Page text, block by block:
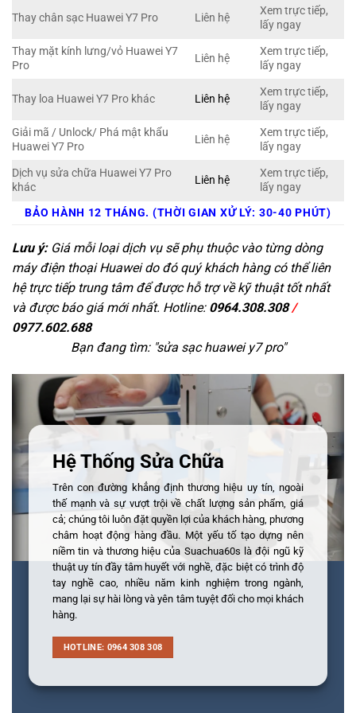
Thay chân sạc Huawei Y7 Pro Liên hệ
Xem trực tiếp,
lấy ngay
Thay mặt kính lưng/vỏ Huawei Y7
Pro
Liên hệ
Xem trực tiếp,
lấy ngay
Thay loa Huawei Y7 Pro khác Liên hệ
Xem trực tiếp,
lấy ngay
Giải mã / Unlock/ Phá mật khẩu
Huawei Y7 Pro
Liên hệ
Xem trực tiếp,
lấy ngay
Dịch vụ sửa chữa Huawei Y7 Pro
khác
Liên hệ
Xem trực tiếp,
lấy ngay
BẢO HÀNH 12 THÁNG. (THỜI GIAN XỬ LÝ: 30-40 PHÚT)
Lưu ý:Giá mỗi loại dịch vụ sẽ phụ thuộc vào từng dòng
máy điện thoại Huawei do đó quý khách hàng có thể liên
hệ trực tiếp trung tâm để được hỗ trợ về kỹ thuật tốt nhất
và được báo giá mới nhất. Hotline: 0964.308.308/
0977.602.688
Bạn đang tìm: "sửa sạc huawei y7 pro"
Hệ Thống Sửa Chữa
Trên con đường khẳng định thương hiệu uy tín, ngoài
thế mạnh và sự vượt trội về chất lượng sản phẩm, giá
cả; chúng tôi luôn đặt quyền lợi của khách hàng, phương
châm hoạt động hàng đầu. Một yếu tố tạo dựng nên
niềm tin và thương hiệu của Suachua60s là đội ngũ kỹ
thuật uy tín đầy tâm huyết với nghề, đặc biệt có trình độ
tay nghề cao, nhiều năm kinh nghiệm trong ngành,
mang lại sự hài lòng và yên tâm tuyệt đối cho mọi khách
hàng.
HOTLINE: 0964 308 308